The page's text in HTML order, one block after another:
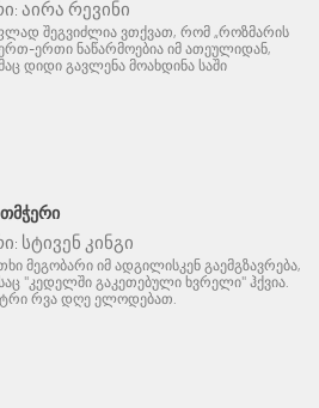
აირა რევინი
შეგვიძლია ვთქვათ, რომ „როზმარის
ერთი ნაწარმოებია იმ ათეულიდან,
დიდი გავლენა მოახდინა საში
სტივენ კინგი
მეგობარი იმ ადგილისკენ გაემგზავრება,
"კედელში გაკეთებული ხვრელი" ჰქვია.
რვა დღე ელოდებათ.